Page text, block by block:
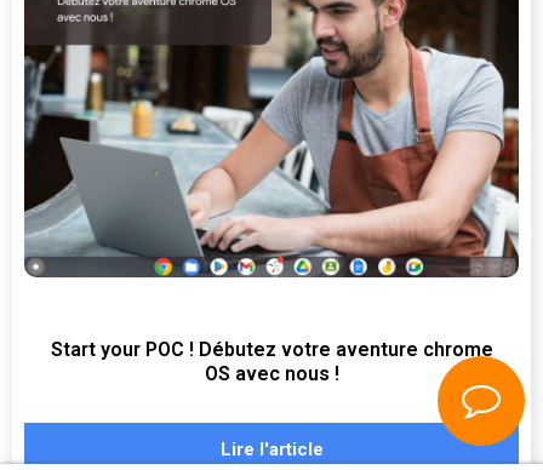
Start your POC ! Débutez votre aventure chrome
OS avec nous !
Lire l'article